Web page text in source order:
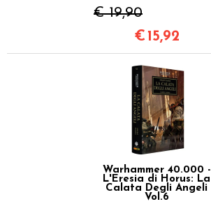
€ 19,90
€ 15,92
Warhammer 40.000 -
L'Eresia di Horus: La
Calata Degli Angeli
Vol.6